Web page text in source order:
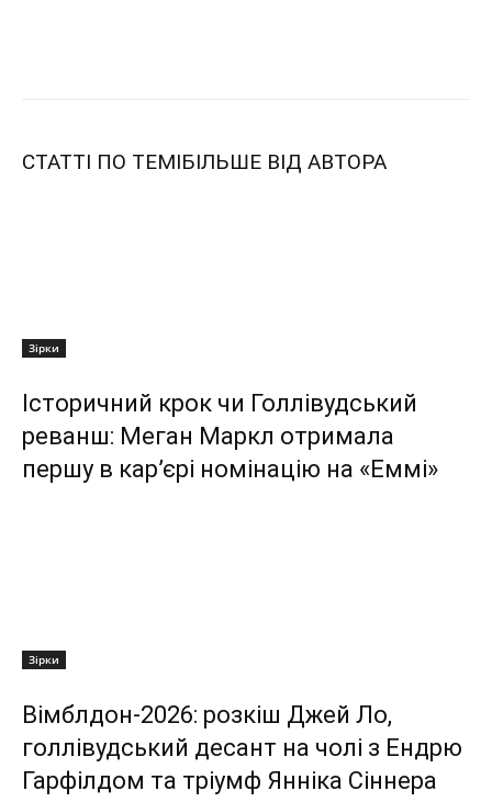
СТАТТІ ПО ТЕМІБІЛЬШЕ ВІД АВТОРА
Зірки
Історичний крок чи Голлівудський
реванш: Меган Маркл отримала
першу в кар’єрі номінацію на «Еммі»
Зірки
Вімблдон-2026: розкіш Джей Ло,
голлівудський десант на чолі з Ендрю
Гарфілдом та тріумф Янніка Сіннера